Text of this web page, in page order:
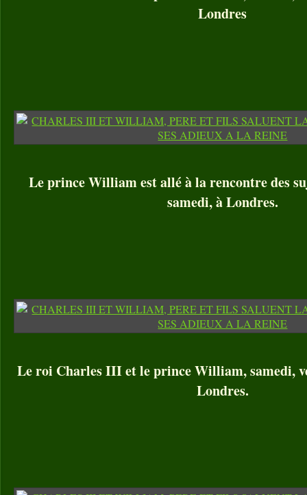
Londres
Le prince William est allé à la rencontre des
samedi, à Londres.
Le roi Charles III et le prince William, samedi,
Londres.